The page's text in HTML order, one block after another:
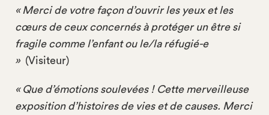
« Merci de votre façon d’ouvrir les yeux et les
cœurs de ceux concernés à protéger un être si
fragile comme l’enfant ou le/la réfugié-e
» (Visiteur)
« Que d’émotions soulevées ! Cette merveilleuse
exposition d’histoires de vies et de causes. Merci